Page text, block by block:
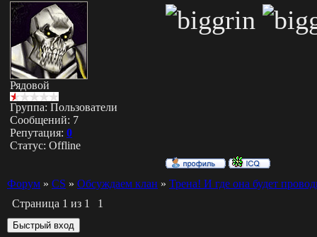
Рядовой
Группа: Пользователи
Сообщений: 7
Репутация: 0
Статус: Offline
Форум » СS » Обсуждаем клан » Трена! И где она будет
Страница 1 из 1 1